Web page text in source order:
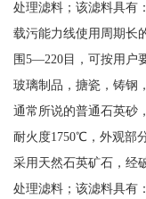
处理滤料；该滤料具有
载污能力线使用周期长
围5—220目，可按用户
玻璃制品，搪瓷，铸钢
通常所说的普通石英砂
耐火度1750℃，外观部
采用天然石英矿石，经
处理滤料；该滤料具有